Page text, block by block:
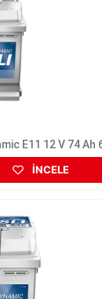
E11 12 V 74 Ah
İNCELE